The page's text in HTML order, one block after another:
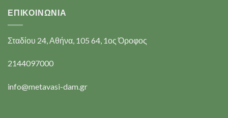
ΕΠΙΚΟΙΝΩΝΊΑ
Σταδίου 24, Αθήνα, 105 64, 1ος Όροφος
2144097000
info@metavasi-dam.gr